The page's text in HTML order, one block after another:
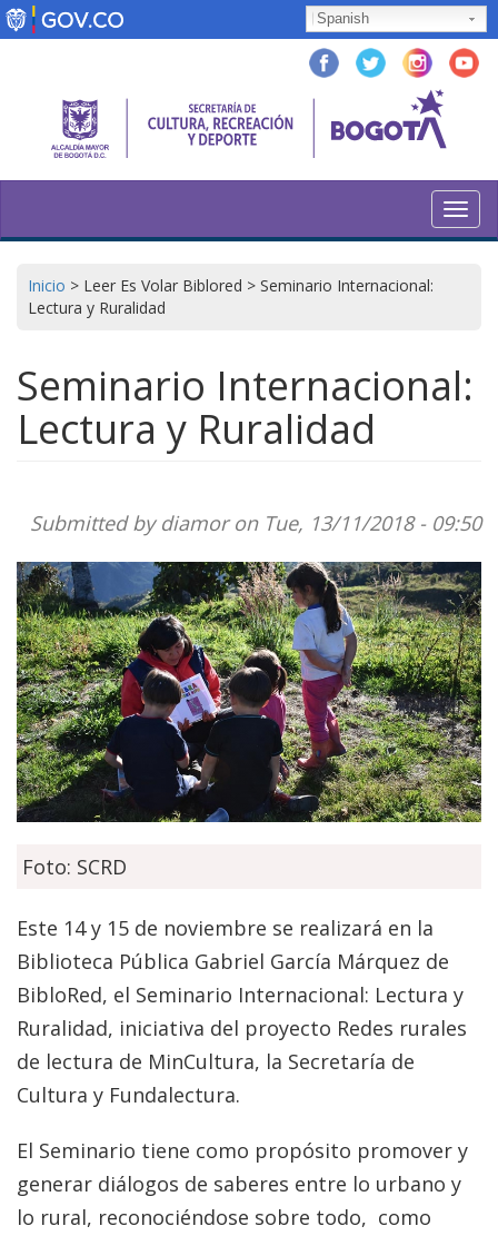
Skip
to
Spanish
Inicio > Leer Es Volar Biblored > Seminario Internacional:
Lectura y Ruralidad
Seminario Internacional:
Lectura y Ruralidad
Submitted by diamoron Tue, 13/11/2018 - 09:50
Foto: SCRD
Este 14 y 15 de noviembre se realizará en la
Biblioteca Pública Gabriel García Márquez de
BibloRed, el Seminario Internacional: Lectura y
Ruralidad, iniciativa del proyecto Redes rurales
de lectura de MinCultura, la Secretaría de
Cultura y Fundalectura.
El Seminario tiene como propósito promover y
generar diálogos de saberes entre lo urbano y
lo rural, reconociéndose sobre todo, como